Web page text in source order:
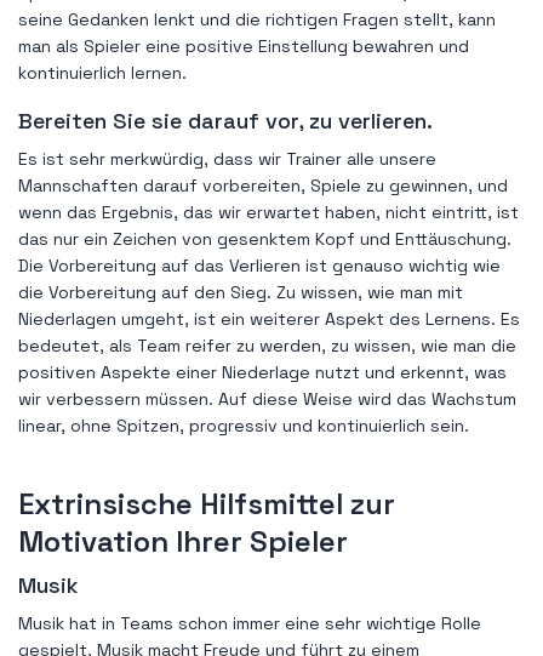
seine Gedanken lenkt und die richtigen Fragen stellt, kann
man als Spieler eine positive Einstellung bewahren und
kontinuierlich lernen.
Bereiten Sie sie darauf vor, zu verlieren.
Es ist sehr merkwürdig, dass wir Trainer alle unsere
Mannschaften darauf vorbereiten, Spiele zu gewinnen, und
wenn das Ergebnis, das wir erwartet haben, nicht eintritt, ist
das nur ein Zeichen von gesenktem Kopf und Enttäuschung.
Die Vorbereitung auf das Verlieren ist genauso wichtig wie
die Vorbereitung auf den Sieg. Zu wissen, wie man mit
Niederlagen umgeht, ist ein weiterer Aspekt des Lernens. Es
bedeutet, als Team reifer zu werden, zu wissen, wie man die
positiven Aspekte einer Niederlage nutzt und erkennt, was
wir verbessern müssen. Auf diese Weise wird das Wachstum
linear, ohne Spitzen, progressiv und kontinuierlich sein.
Extrinsische Hilfsmittel zur
Motivation Ihrer Spieler
Musik
Musik hat in Teams schon immer eine sehr wichtige Rolle
gespielt, Musik macht Freude und führt zu einem